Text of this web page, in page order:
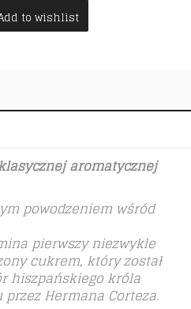
to wishlist
aromatycznej
powodzeniem wśród
pierwszy niezwykle
cukrem, który został
hiszpańskiego króla
Hermana Corteza.